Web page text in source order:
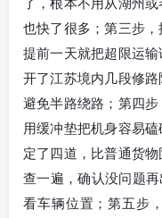
也快了很多；第三步
提前一天就把超限运
开了江苏境内几段修
避免半路绕路；第四
用缓冲垫把机身容易
定了四道，比普通货
查一遍，确认没问题
看车辆位置；第五步